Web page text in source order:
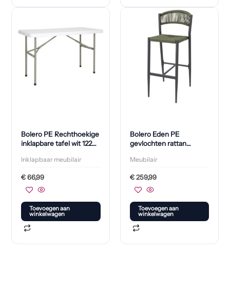
Bolero PE Rechthoekige
inklapbare tafel wit 122
Inklapbaar meubilair
€66,99
Toevoegen aan
winkelwagen
Bolero Eden PE
gevlochten rattan
groen (2 stuks)
Meubilair
€259,99
Toevoegen aan
winkelwagen